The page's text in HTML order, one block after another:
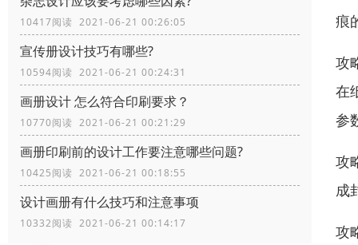
10417阅读 2021-06-21 00:26:05
宣传册设计技巧有哪些?
10594阅读 2021-06-21 00:24:31
画册设计 怎么符合印刷要求？
10770阅读 2021-06-21 00:21:29
画册印刷前的设计工作要注意哪些问题?
10425阅读 2021-06-21 00:18:55
设计画册有什么技巧和注意事项
10332阅读 2021-06-21 00:14:17
痕
攻
在
参
攻
成
攻